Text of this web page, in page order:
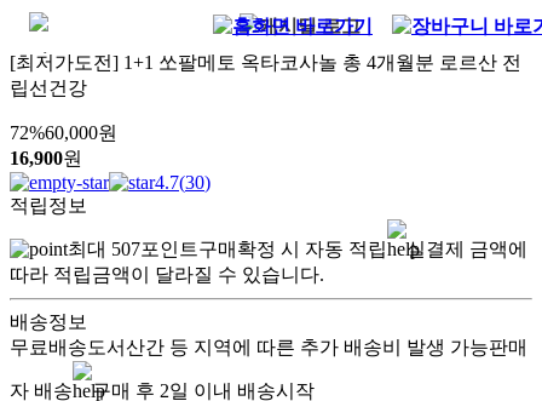
[최저가도전] 1+1 쏘팔메토 옥타코사놀 총 4개월분 로르산 전
립선건강
72%60,000원
16,900원
4.7(30)
적립정보
최대 507포인트구매확정 시 자동 적립
실결제 금액에
따라 적립금액이 달라질 수 있습니다.
배송정보
무료배송도서산간 등 지역에 따른 추가 배송비 발생 가능판매
자 배송 구매 후 2일 이내 배송시작